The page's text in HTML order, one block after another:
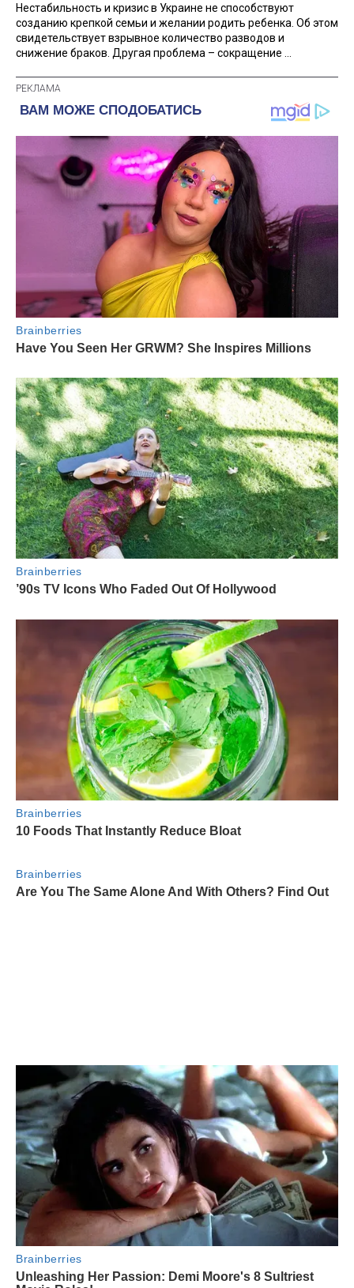
Нестабильность и кризис в Украине не способствуют
созданию крепкой семьи и желании родить ребенка. Об этом
свидетельствует взрывное количество разводов и
снижение браков. Другая проблема – сокращение ...